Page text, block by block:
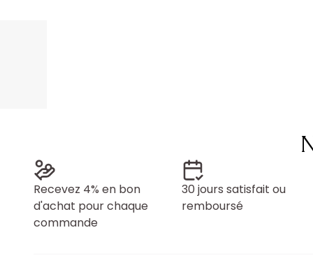
Recevez 4% en bon
d'achat pour chaque
commande
30 jours satisfait ou
remboursé